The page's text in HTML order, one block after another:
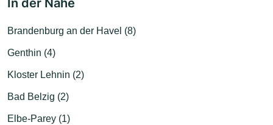
In der Nähe
Brandenburg an der Havel (8)
Genthin (4)
Kloster Lehnin (2)
Bad Belzig (2)
Elbe-Parey (1)